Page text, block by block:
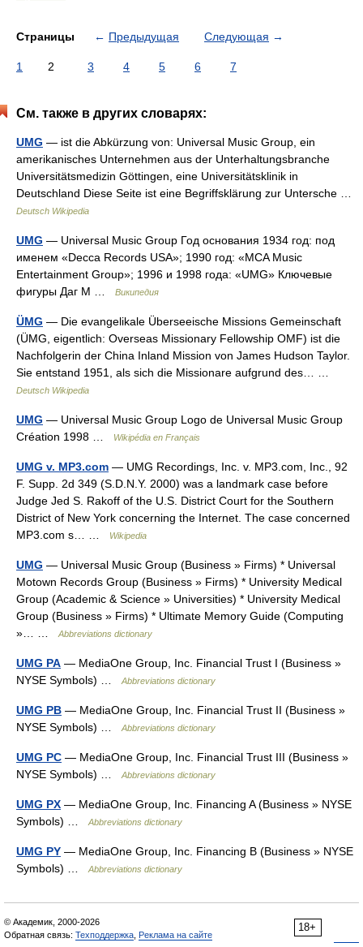
Страницы ← Предыдущая Следующая →
1 2 3 4 5 6 7
См. также в других словарях:
UMG — ist die Abkürzung von: Universal Music Group, ein
amerikanisches Unternehmen aus der Unterhaltungsbranche
Universitätsmedizin Göttingen, eine Universitätsklinik in
Deutschland Diese Seite ist eine Begriffsklärung zur Untersche …
Deutsch Wikipedia
UMG — Universal Music Group Год основания 1934 год: под
именем «Decca Records USA»; 1990 год: «MCA Music
Entertainment Group»; 1996 и 1998 года: «UMG» Ключевые
фигуры Даг М …
Википедия
ÜMG — Die evangelikale Überseeische Missions Gemeinschaft
(ÜMG, eigentlich: Overseas Missionary Fellowship OMF) ist die
Nachfolgerin der China Inland Mission von James Hudson Taylor.
Sie entstand 1951, als sich die Missionare aufgrund des… …
Deutsch Wikipedia
UMG — Universal Music Group Logo de Universal Music Group
Création 1998 …
Wikipédia en Français
UMG v. MP3.com — UMG Recordings, Inc. v. MP3.com, Inc., 92
F. Supp. 2d 349 (S.D.N.Y. 2000) was a landmark case before
Judge Jed S. Rakoff of the U.S. District Court for the Southern
District of New York concerning the Internet. The case concerned
MP3.com s… …
Wikipedia
UMG — Universal Music Group (Business » Firms) * Universal
Motown Records Group (Business » Firms) * University Medical
Group (Academic & Science » Universities) * University Medical
Group (Business » Firms) * Ultimate Memory Guide (Computing
»… …
Abbreviations dictionary
UMG PA — MediaOne Group, Inc. Financial Trust I (Business »
NYSE Symbols) …
Abbreviations dictionary
UMG PB — MediaOne Group, Inc. Financial Trust II (Business »
NYSE Symbols) …
Abbreviations dictionary
UMG PC — MediaOne Group, Inc. Financial Trust III (Business »
NYSE Symbols) …
Abbreviations dictionary
UMG PX — MediaOne Group, Inc. Financing A (Business » NYSE
Symbols) …
Abbreviations dictionary
UMG PY — MediaOne Group, Inc. Financing B (Business » NYSE
Symbols) …
Abbreviations dictionary
18+
© Академик, 2000-2026
Обратная связь: Техподдержка Реклама на сайте